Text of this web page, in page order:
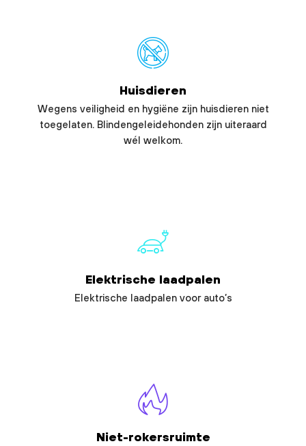
Huisdieren
Wegens veiligheid en hygiëne zijn huisdieren niet
toegelaten. Blindengeleidehonden zijn uiteraard
wél welkom.
Elektrische laadpalen
Elektrische laadpalen voor auto’s
Niet-rokersruimte